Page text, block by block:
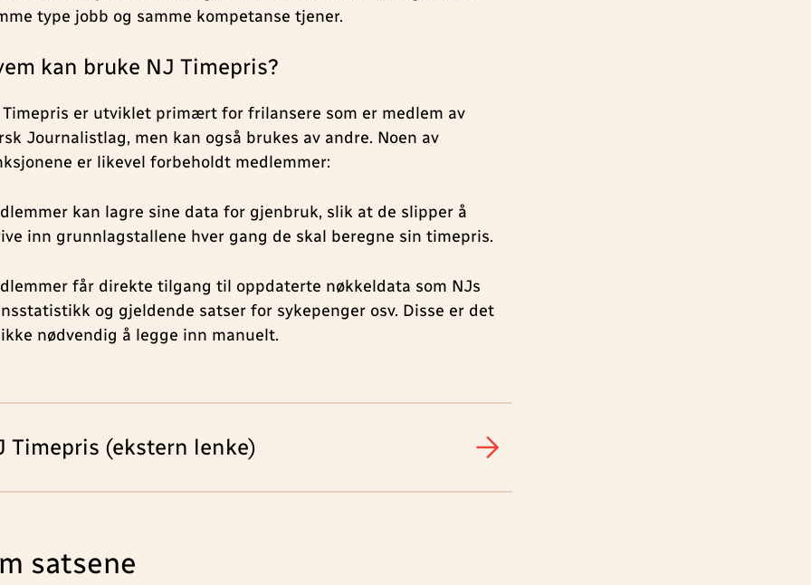
type jobb og samme kompetanse tjener.
kan bruke NJ Timepris?
Timepris er utviklet primært for frilansere som er medlem av
Journalistlag, men kan også brukes av andre. Noen av
er likevel forbeholdt medlemmer:
kan lagre sine data for gjenbruk, slik at de slipper å
inn grunnlagstallene hver gang de skal beregne sin timepris.
får direkte tilgang til oppdaterte nøkkeldata som NJs
og gjeldende satser for sykepenger osv. Disse er det
nødvendig å legge inn manuelt.
Timepris (ekstern lenke)
satsene